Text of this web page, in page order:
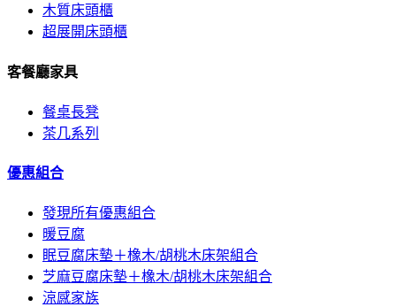
木質床頭櫃
超展開床頭櫃
客餐廳家具
餐桌長凳
茶几系列
優惠組合
發現所有優惠組合
暖豆腐
眠豆腐床墊＋橡木/胡桃木床架組合
芝麻豆腐床墊＋橡木/胡桃木床架組合
涼感家族